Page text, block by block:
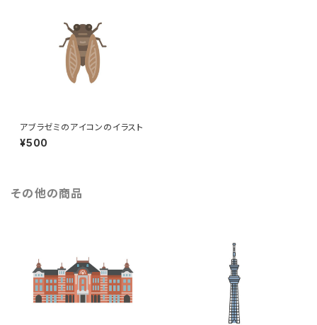
アブラゼミのアイコンのイラスト
¥500
その他の商品